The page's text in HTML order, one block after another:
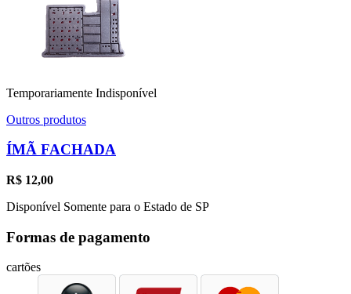
Temporariamente Indisponível
Outros produtos
ÍMÃ FACHADA
R$ 12,00
Disponível Somente para o Estado de SP
Formas de pagamento
cartões